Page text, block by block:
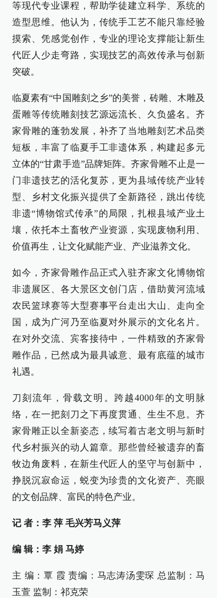
等现代专业课程，帮助学徒建立科学、系统的
造型思维。他认为，传统手工艺不能只靠经验
摸索、凭感觉创作，专业的理论支撑能让新生
代匠人少走弯路，实现技艺的高效传承与创新
突破。
临夏素有“中国雕刻之乡”的美誉，砖雕、木雕及
蛋雕等传统雕刻技艺源远流长、久负盛名。齐
家骨雕的蓬勃发展，补齐了当地雕刻艺术品类
短板，丰富了临夏手工非遗体系，构建起多元
立体的“甘肃手造”品牌矩阵。齐家骨雕不止是一
门非遗技艺的活化复苏，更为县域传统产业转
型、乡村文化振兴提供了全新路径，跳出传统
非遗“博物馆式传承”的局限，扎根县域产业土
壤，依托本土畜牧产业资源，实现废物利用、
价值再生，让文化赋能产业、产业滋养文化。
如今，齐家骨雕作品正式入驻齐家文化博物馆
非遗展区、各大景区文创门店，借助黄河流域
农民篮球赛等大型赛事平台走出大山、走向全
国，成为广河乃至临夏对外展示的文化名片。
在对外交流、宾客接待中，一件精致的齐家骨
雕作品，已然成为最具诚意、最有底蕴的城市
礼遇。
刀刻流年，骨载文明。跨越4000年的文明脉
络，在一把刻刀之下再度贯通、生生不息。齐
家骨雕正以全新姿态，续写着古老文明与新时
代乡村振兴的动人篇章。那些曾经被遗弃的畜
牧边角废料，在新生代匠人的坚守与创新中，
挣脱沉寂命运，蜕变为珍贵的文化资产、亮眼
的文创品牌、富民的特色产业。
记 者 ： 李 萍 毛兴芳马义萍
编 辑： 李 娟 马婷
主 编：覃 霞 责编：马志涛汤雯琛 总监制：马
玉萱 监制：祁克荣